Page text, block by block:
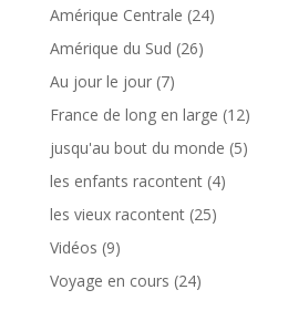
Amérique Centrale (24)
Amérique du Sud (26)
Au jour le jour(7)
France de long en large (12)
jusqu'au bout du monde (5)
les enfants racontent(4)
les vieux racontent(25)
Vidéos (9)
Voyage en cours (24)